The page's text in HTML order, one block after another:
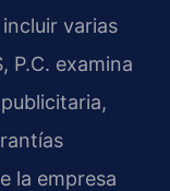
varias
P.C. examina
la empresa